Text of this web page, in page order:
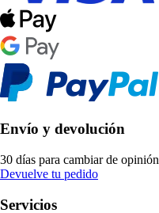
Envío y devolución
30 días para cambiar de opinión
Devuelve tu pedido
Servicios